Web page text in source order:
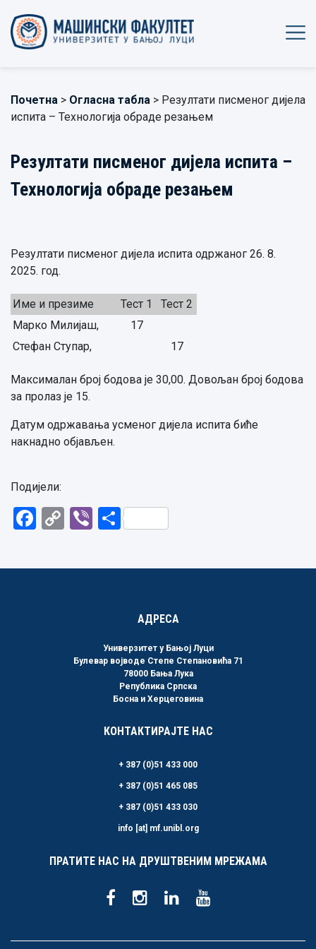
Почетна > Огласна табла > Резултати писменог дијела
испита – Технологија обраде резањем
Резултати писменог дијела испита –
Технологија обраде резањем
Резултати писменог дијела испита одржаног 26. 8.
2025. год.
Име и презиме Тест 1
Тест 2
Марко Милијаш,
17
Стефан Ступар,
17
Максималан број бодова је 30,00. Довољан број бодова
за пролаз је 15.
Датум одржавања усменог дијела испита биће
накнадно објављен.
Подијели:
Facebook
CopyViberShare
АДРЕСА
Универзитет у Бањој Луци
Булевар војводе Степе Степановића 71
78000 Бања Лука
Република Српска
Босна и Херцеговина
КОНТАКТИРАЈТЕ НАС
+ 387 (0)51 433 000
+ 387 (0)51 465 085
+ 387 (0)51 433 030
info [at] mf.unibl.org
ПРАТИТЕ НАС НА ДРУШТВЕНИМ МРЕЖАМА